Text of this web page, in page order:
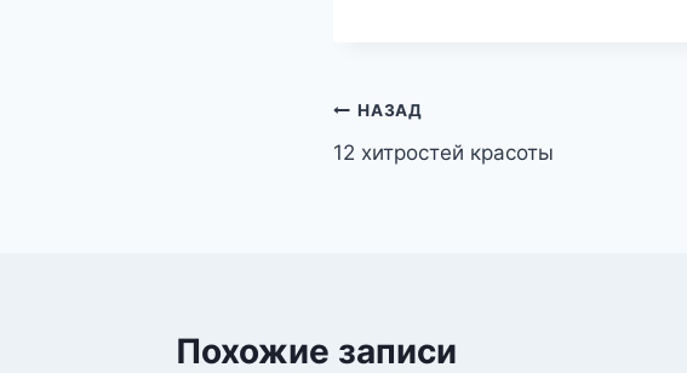
Навигация
по
НАЗАД
12 хитростей красоты
Похожие записи